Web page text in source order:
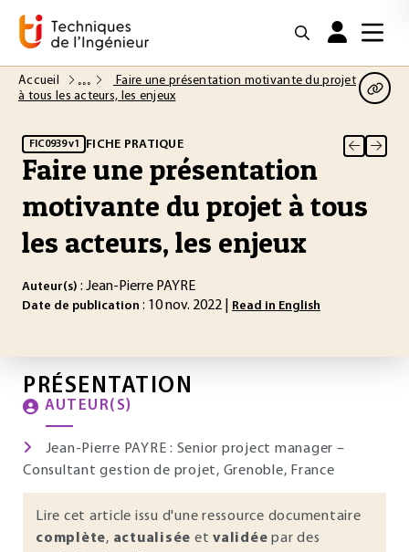
Accueil
Faire une présentation motivante du projet
à tous les acteurs, les enjeux
FIC0939 v1 FICHE PRATIQUE
Faire une présentation
motivante du projet à tous
les acteurs, les enjeux
Auteur(s) : Jean-Pierre PAYRE
Date de publication : 10 nov. 2022 | Read in English
PRÉSENTATION
AUTEUR(S)
Jean-Pierre PAYRE : Senior project manager –
Consultant gestion de projet, Grenoble, France
Lire cet article issu d'une ressource documentaire
complète, actualisée et validée par des